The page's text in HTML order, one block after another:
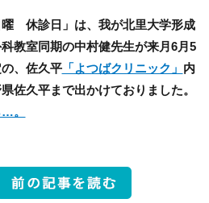
休診日」は、我が北里大学形成
教室同期の中村健先生が来月6月5
、佐久平「よつばクリニック」 内
佐久平まで出かけておりました。
。